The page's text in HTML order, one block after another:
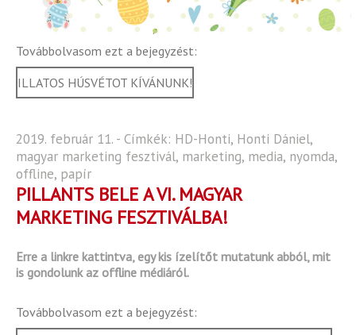
Továbbolvasom ezt a bejegyzést:
ILLATOS HÚSVÉTOT KÍVÁNUNK!
2019. február 11. - Címkék: HD-Honti, Honti Dániel,
magyar marketing fesztivál, marketing, media, nyomda,
offline, papír
PILLANTS BELE A VI. MAGYAR
MARKETING FESZTIVÁLBA!
Erre a linkre kattintva, egy kis ízelítőt mutatunk abból, mit
is gondolunk az offline médiáról.
Továbbolvasom ezt a bejegyzést: